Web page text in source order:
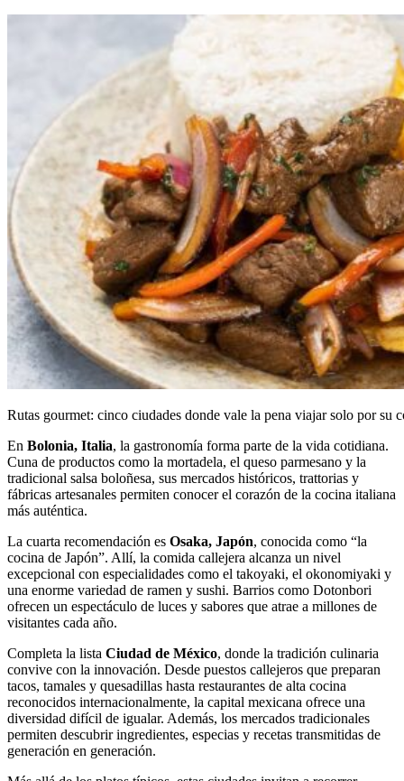
Rutas gourmet: cinco ciudades donde vale la pena viajar solo por su
En Bolonia, Italia, la gastronomía forma parte de la vida cotidiana.
Cuna de productos como la mortadela, el queso parmesano y la
tradicional salsa boloñesa, sus mercados históricos, trattorias y
fábricas artesanales permiten conocer el corazón de la cocina italiana
más auténtica.
La cuarta recomendación es Osaka, Japón, conocida como “la
cocina de Japón”. Allí, la comida callejera alcanza un nivel
excepcional con especialidades como el takoyaki, el okonomiyaki y
una enorme variedad de ramen y sushi. Barrios como Dotonbori
ofrecen un espectáculo de luces y sabores que atrae a millones de
visitantes cada año.
Completa la lista Ciudad de México, donde la tradición culinaria
convive con la innovación. Desde puestos callejeros que preparan
tacos, tamales y quesadillas hasta restaurantes de alta cocina
reconocidos internacionalmente, la capital mexicana ofrece una
diversidad difícil de igualar. Además, los mercados tradicionales
permiten descubrir ingredientes, especias y recetas transmitidas de
generación en generación.